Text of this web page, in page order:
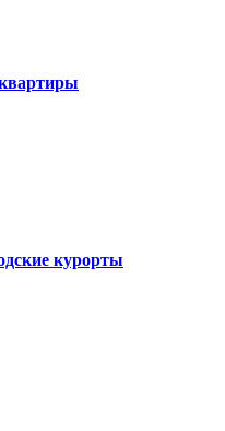
курорты